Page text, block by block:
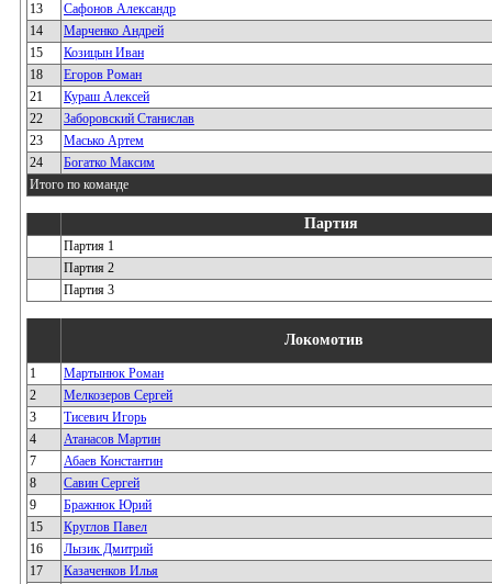
13
Сафонов Александр
14
Марченко Андрей
15
Козицын Иван
18
Егоров Роман
21
Кураш Алексей
22
Заборовский Станислав
23
Масько Артем
24
Богатко Максим
Итого по команде
Партия
Партия 1
Партия 2
Партия 3
Локомотив
1
Мартынюк Роман
2
Мелкозеров Сергей
3
Тисевич Игорь
4
Атанасов Мартин
7
Абаев Константин
8
Савин Сергей
9
Бражнюк Юрий
15
Круглов Павел
16
Лызик Дмитрий
17
Казаченков Илья